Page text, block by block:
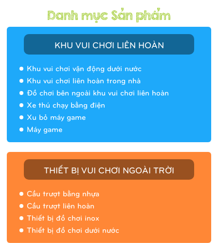
KHU VUI CHƠI LIÊN HOÀN
Khu vui chơi vận động dưới nước
Khu vui chơi liên hoàn trong nhà
Đồ chơi bên ngoài khu vui chơi liên hoàn
Xe thú chạy bằng điện
Xu bỏ máy game
Máy game
THIẾT BỊ VUI CHƠI NGOÀI TRỜI
Cầu trượt bằng nhựa
Cầu trượt liên hoàn
Thiết bị đồ chơi inox
Thiết bị đồ chơi dưới nước